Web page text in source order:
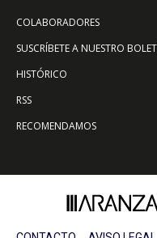
COLABORADORES
SUSCRÍBETE A NUESTRO
HISTÓRICO
RSS
RECOMENDAMOS